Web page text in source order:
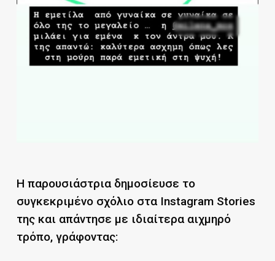
Η παρουσιάστρια δημοσίευσε το
συγκεκριμένο σχόλιο στα Instagram Stories
της και απάντησε με ιδιαίτερα αιχμηρό
τρόπο, γράφοντας: